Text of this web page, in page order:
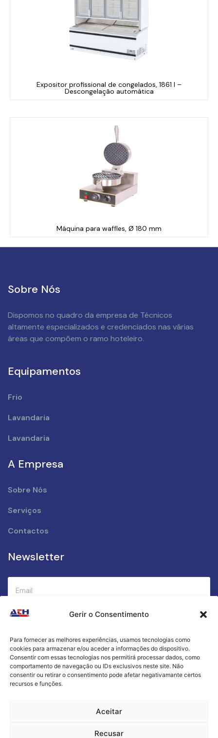
Gerir o Consentimento
Para fornecer as melhores experiências, usamos tecnologias como
cookies para armazenar e/ou aceder a informações do dispositivo.
Consentir com essas tecnologias nos permitirá processar dados, como
comportamento de navegação ou IDs exclusivos neste site. Não
consentir ou retirar o consentimento pode afetar negativamante certos
recursos e funções.
Aceitar
Recusar
Expositor profissional de congelados, 1861 l –
Descongelação automática
Máquina para waffles, Ø 180 mm
Sobre Nós
Dispomos no quadro da empresa de Técnicos
altamente especializados e credenciados nas várias
áreas que compõem o ramo hoteleiro.
Equipamentos
Frio
Lavandaria
Lavandaria
A Empresa
Sobre Nós
Serviços
Contactos
Newsletter
Submeter
Criamos a cozinha perfeita para o seu sucesso
gastronómico!